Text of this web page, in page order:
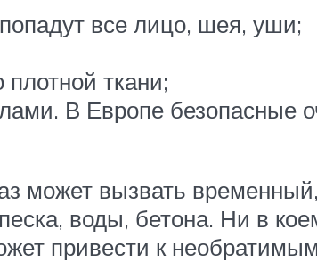
все лицо, шея, уши;
ткани;
В Европе безопасные
может вызвать
воды, бетона. Ни в
привести к